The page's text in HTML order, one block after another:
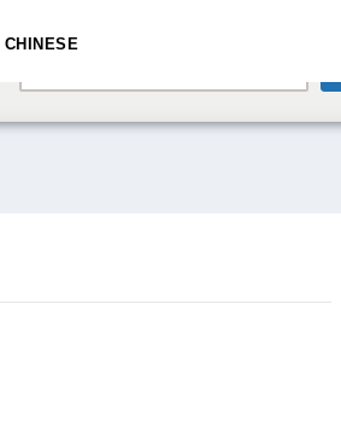
English
CHINESE